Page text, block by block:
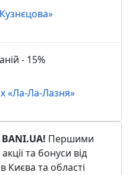
- 15%
«Ла-Ла-Лазня»
Першими
та бонуси від
Києва та області